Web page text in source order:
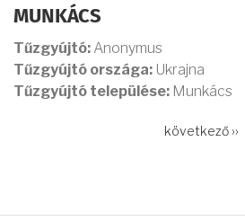
MUNKÁCS
Tűzgyújtó: Anonymus
Tűzgyújtó országa: Ukrajna
Tűzgyújtó települése: Munkács
Következő
következő ››